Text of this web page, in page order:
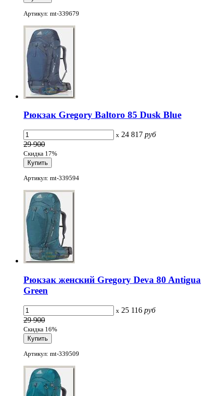
Артикул: mt-339679
Рюкзак Gregory Baltoro 85 Dusk Blue
x 24 817 руб
29 900
Скидка 17%
Артикул: mt-339594
Рюкзак женский Gregory Deva 80 Antigua
Green
x 25 116 руб
29 900
Скидка 16%
Артикул: mt-339509